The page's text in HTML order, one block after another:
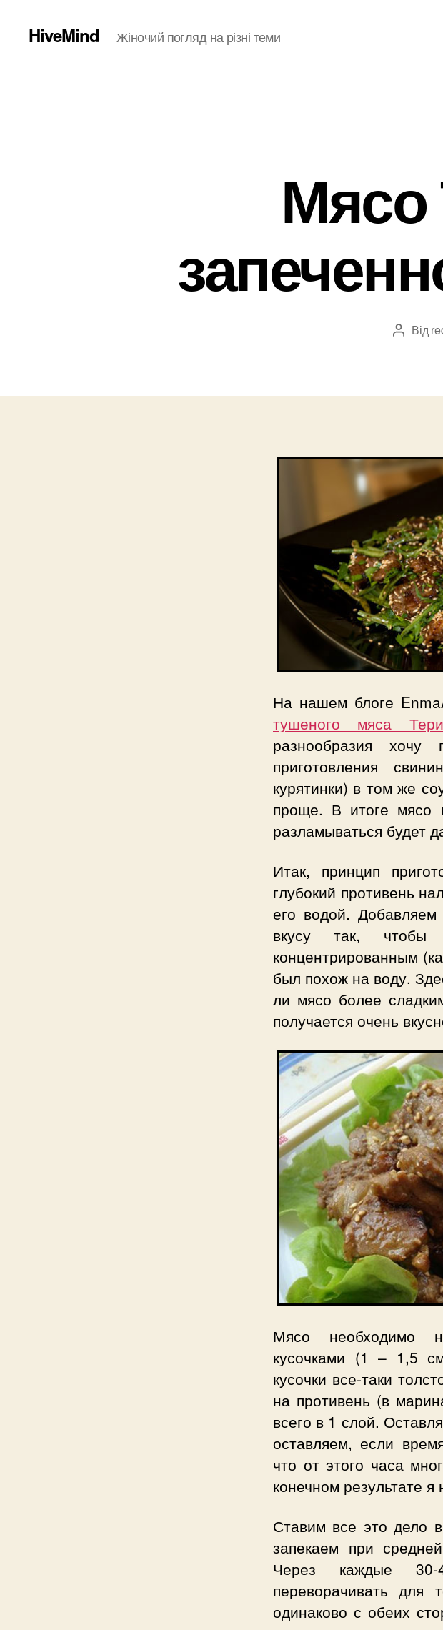
HiveMind Жіночий погляд на різні теми
Мясо
Автор
Від
На нашем блоге
тушеного мяса
разнообразия
приготовления
курятинки) в том же
проще. В итоге мясо
разламываться будет
Итак, принцип
глубокий противень
его водой.
вкусу так,
концентрированным
был похож на воду.
ли мясо более
получается очень
Мясо необходимо
кусочками (1 – 1,5
кусочки все-таки
на противень (в
всего в 1 слой.
оставляем, если
что от этого часа
конечном результате я
Ставим все это дело
запекаем при
Через каждые
переворачивать для
одинаково с обеих